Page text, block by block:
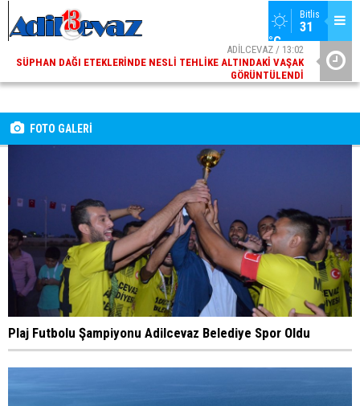
Bitlis
31
°C
ADİLCEVAZ / 13:02
SÜPHAN DAĞI ETEKLERINDE NESLI TEHLIKE ALTINDAKI VAŞAK
GÖRÜNTÜLENDI
ADİLCEVAZ / 09:10
İÇIŞLERI BAKANI OLDU
FOTO GALERİ
Plaj Futbolu Şampiyonu Adilcevaz Belediye Spor Oldu